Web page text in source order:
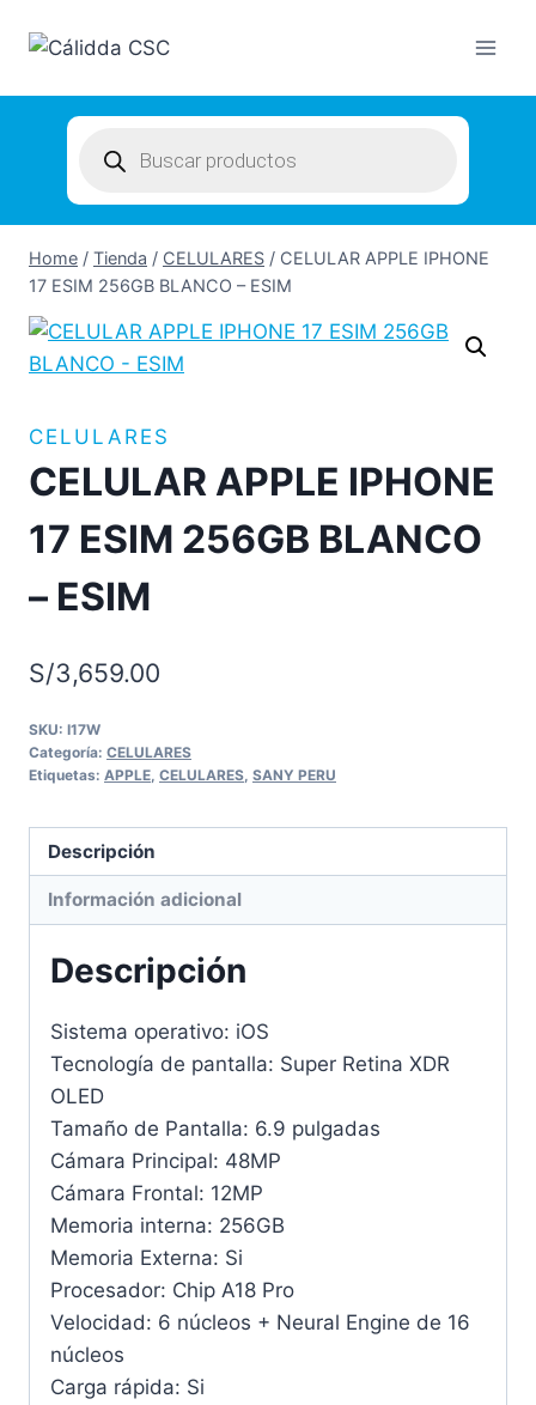
search
Home / Tienda / CELULARES / CELULAR APPLE IPHONE
17 ESIM 256GB BLANCO – ESIM
CELULARES
CELULAR APPLE IPHONE
17 ESIM 256GB BLANCO
– ESIM
S/3,659.00
SKU: I17W
Categoría: CELULARES
Etiquetas: APPLE CELULARES SANY PERU
Descripción
Información adicional
Descripción
Sistema operativo: iOS
Tecnología de pantalla: Super Retina XDR
OLED
Tamaño de Pantalla: 6.9 pulgadas
Cámara Principal: 48MP
Cámara Frontal: 12MP
Memoria interna: 256GB
Memoria Externa: Si
Procesador: Chip A18 Pro
Velocidad: 6 núcleos + Neural Engine de 16
núcleos
Carga rápida: Si